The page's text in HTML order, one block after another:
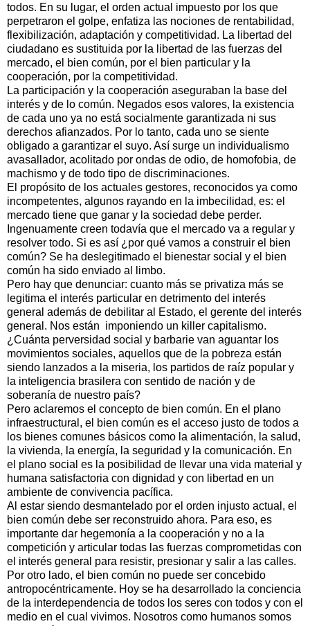
todos. En su lugar, el orden actual impuesto por los que
perpetraron el golpe, enfatiza las nociones de rentabilidad,
flexibilización, adaptación y competitividad. La libertad del
ciudadano es sustituida por la libertad de las fuerzas del
mercado, el bien común, por el bien particular y la
cooperación, por la competitividad.
La participación y la cooperación aseguraban la base del
interés y de lo común. Negados esos valores, la existencia
de cada uno ya no está socialmente garantizada ni sus
derechos afianzados. Por lo tanto, cada uno se siente
obligado a garantizar el suyo. Así surge un individualismo
avasallador, acolitado por ondas de odio, de homofobia, de
machismo y de todo tipo de discriminaciones.
El propósito de los actuales gestores, reconocidos ya como
incompetentes, algunos rayando en la imbecilidad, es: el
mercado tiene que ganar y la sociedad debe perder.
Ingenuamente creen todavía que el mercado va a regular y
resolver todo. Si es así ¿por qué vamos a construir el bien
común? Se ha deslegitimado el bienestar social y el bien
común ha sido enviado al limbo.
Pero hay que denunciar: cuanto más se privatiza más se
legitima el interés particular en detrimento del interés
general además de debilitar al Estado, el gerente del interés
general. Nos están imponiendo un killer capitalismo.
¿Cuánta perversidad social y barbarie van aguantar los
movimientos sociales, aquellos que de la pobreza están
siendo lanzados a la miseria, los partidos de raíz popular y
la inteligencia brasilera con sentido de nación y de
soberanía de nuestro país?
Pero aclaremos el concepto de bien común. En el plano
infraestructural, el bien común es el acceso justo de todos a
los bienes comunes básicos como la alimentación, la salud,
la vivienda, la energía, la seguridad y la comunicación. En
el plano social es la posibilidad de llevar una vida material y
humana satisfactoria con dignidad y con libertad en un
ambiente de convivencia pacífica.
Al estar siendo desmantelado por el orden injusto actual, el
bien común debe ser reconstruido ahora. Para eso, es
importante dar hegemonía a la cooperación y no a la
competición y articular todas las fuerzas comprometidas con
el interés general para resistir, presionar y salir a las calles.
Por otro lado, el bien común no puede ser concebido
antropocéntricamente. Hoy se ha desarrollado la conciencia
de la interdependencia de todos los seres con todos y con el
medio en el cual vivimos. Nosotros como humanos somos